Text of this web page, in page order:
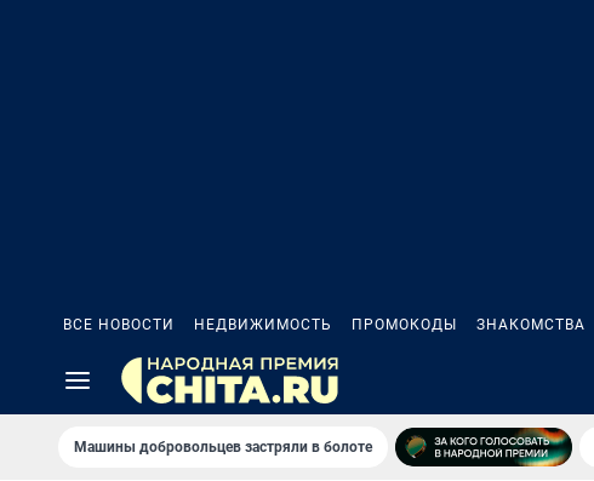
ВСЕ НОВОСТИ НЕДВИЖИМОСТЬ ПРОМОКОДЫ ЗНАКОМСТВА
Машины добровольцев застряли в болоте